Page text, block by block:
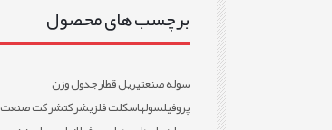
برچسب های محصول
سوله صنعتیریل قطارجدول وزن
پروفیلسولهاسکلت فلزیشرکتشرکت صنعت